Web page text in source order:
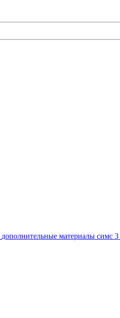
дополнительные материалы симс 3